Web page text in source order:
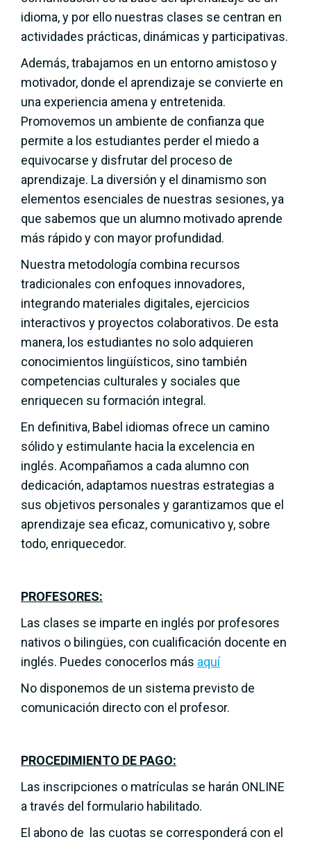
idioma, y por ello nuestras clases se centran en
actividades prácticas, dinámicas y participativas.
Además, trabajamos en un entorno amistoso y
motivador, donde el aprendizaje se convierte en
una experiencia amena y entretenida.
Promovemos un ambiente de confianza que
permite a los estudiantes perder el miedo a
equivocarse y disfrutar del proceso de
aprendizaje. La diversión y el dinamismo son
elementos esenciales de nuestras sesiones, ya
que sabemos que un alumno motivado aprende
más rápido y con mayor profundidad.
Nuestra metodología combina recursos
tradicionales con enfoques innovadores,
integrando materiales digitales, ejercicios
interactivos y proyectos colaborativos. De esta
manera, los estudiantes no solo adquieren
conocimientos lingüísticos, sino también
competencias culturales y sociales que
enriquecen su formación integral.
En definitiva, Babel idiomas ofrece un camino
sólido y estimulante hacia la excelencia en
inglés. Acompañamos a cada alumno con
dedicación, adaptamos nuestras estrategias a
sus objetivos personales y garantizamos que el
aprendizaje sea eficaz, comunicativo y, sobre
todo, enriquecedor.
PROFESORES:
Las clases se imparte en inglés por profesores
nativos o bilingües, con cualificación docente en
inglés. Puedes conocerlos más aquí
No disponemos de un sistema previsto de
comunicación directo con el profesor.
PROCEDIMIENTO DE PAGO:
Las inscripciones o matrículas se harán ONLINE
a través del formulario habilitado.
El abono de las cuotas se corresponderá con el